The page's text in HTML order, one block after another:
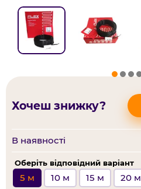
Хочеш знижку?
В наявності
Оберіть відповідний варіант
5 м 10 м 15 м 20 м